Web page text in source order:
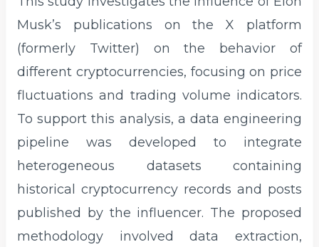
Musk’s publications on the X platform
(formerly Twitter) on the behavior of
different cryptocurrencies, focusing on price
fluctuations and trading volume indicators.
To support this analysis, a data engineering
pipeline was developed to integrate
heterogeneous datasets containing
historical cryptocurrency records and posts
published by the influencer. The proposed
methodology involved data extraction,